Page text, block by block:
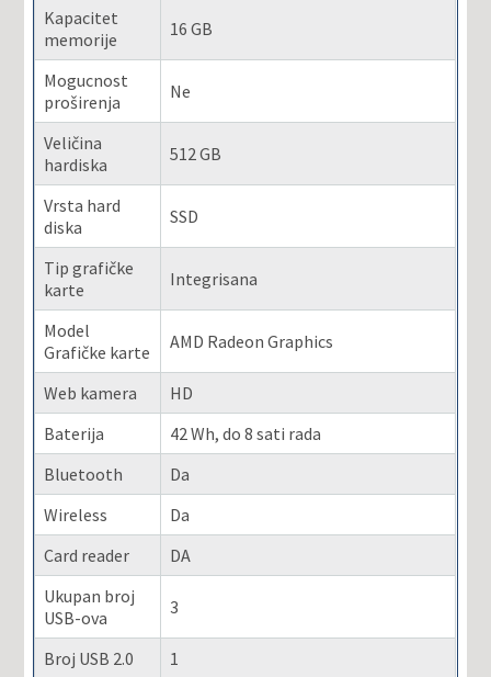
Kapacitet
memorije
16 GB
Mogucnost
proširenja
Ne
Veličina
hardiska
512 GB
Vrsta hard
diska
SSD
Tip grafičke
karte
Integrisana
Model
Grafičke karte
AMD Radeon Graphics
Web kamera
HD
Baterija
42 Wh, do 8 sati rada
Bluetooth
Da
Wireless
Da
Card reader
DA
Ukupan broj
USB-ova
3
Broj USB 2.0
1